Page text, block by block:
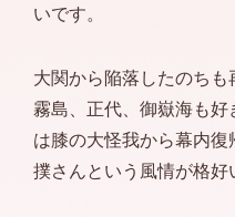
いです。
大関から陥落したのちも
霧島、正代、御嶽海も
は膝の大怪我から幕内
撲さんという風情が格好